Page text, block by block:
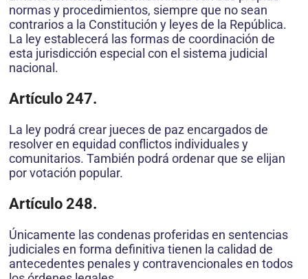
normas y procedimientos, siempre que no sean
contrarios a la Constitución y leyes de la República.
La ley establecerá las formas de coordinación de
esta jurisdicción especial con el sistema judicial
nacional.
Artículo 247.
La ley podrá crear jueces de paz encargados de
resolver en equidad conflictos individuales y
comunitarios. También podrá ordenar que se elijan
por votación popular.
Artículo 248.
Únicamente las condenas proferidas en sentencias
judiciales en forma definitiva tienen la calidad de
antecedentes penales y contravencionales en todos